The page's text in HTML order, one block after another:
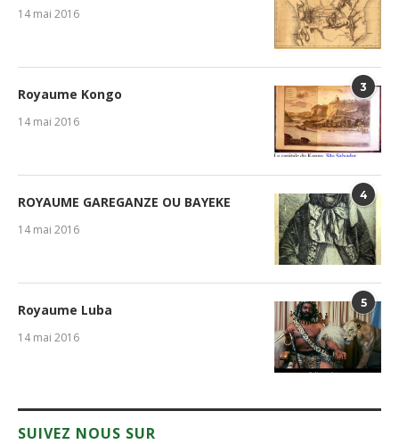
14 mai 2016
3
Royaume Kongo
14 mai 2016
4
ROYAUME GAREGANZE OU BAYEKE
14 mai 2016
5
Royaume Luba
14 mai 2016
SUIVEZ NOUS SUR